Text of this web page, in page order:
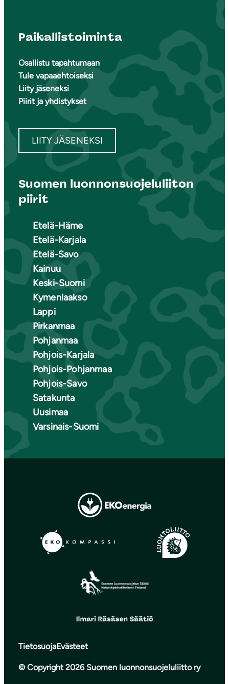
Paikallistoiminta
Osallistu tapahtumaan
Tule vapaaehtoiseksi
Liity jäseneksi
Piirit ja yhdistykset
LIITY JÄSENEKSI
Suomen luonnonsuojeluliiton
piirit
Etelä-Häme
Etelä-Karjala
Etelä-Savo
Kainuu
Keski-Suomi
Kymenlaakso
Lappi
Pirkanmaa
Pohjanmaa
Pohjois-Karjala
Pohjois-Pohjanmaa
Pohjois-Savo
Satakunta
Uusimaa
Varsinais-Suomi
TietosuojaEvästeet
© Copyright 2026 Suomen luonnonsuojeluliitto ry